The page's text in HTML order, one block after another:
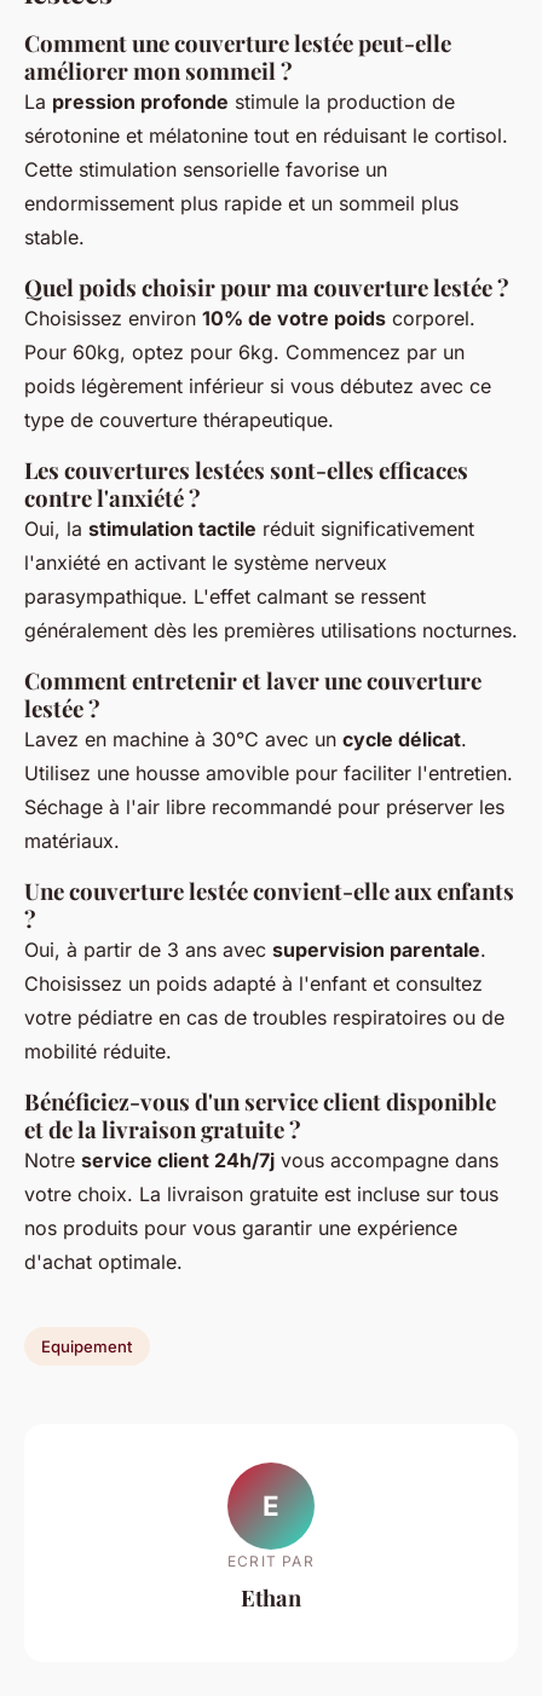
Comment une couverture lestée peut-elle
améliorer mon sommeil ?
La pression profonde stimule la production de
sérotonine et mélatonine tout en réduisant le cortisol.
Cette stimulation sensorielle favorise un
endormissement plus rapide et un sommeil plus
stable.
Quel poids choisir pour ma couverture lestée ?
Choisissez environ 10% de votre poids corporel.
Pour 60kg, optez pour 6kg. Commencez par un
poids légèrement inférieur si vous débutez avec ce
type de couverture thérapeutique.
Les couvertures lestées sont-elles efficaces
contre l'anxiété ?
Oui, la stimulation tactile réduit significativement
l'anxiété en activant le système nerveux
parasympathique. L'effet calmant se ressent
généralement dès les premières utilisations nocturnes.
Comment entretenir et laver une couverture
lestée ?
Lavez en machine à 30°C avec un cycle délicat.
Utilisez une housse amovible pour faciliter l'entretien.
Séchage à l'air libre recommandé pour préserver les
matériaux.
Une couverture lestée convient-elle aux enfants
?
Oui, à partir de 3 ans avec supervision parentale.
Choisissez un poids adapté à l'enfant et consultez
votre pédiatre en cas de troubles respiratoires ou de
mobilité réduite.
Bénéficiez-vous d'un service client disponible
et de la livraison gratuite ?
Notre service client 24h/7j vous accompagne dans
votre choix. La livraison gratuite est incluse sur tous
nos produits pour vous garantir une expérience
d'achat optimale.
Equipement
E
ECRIT PAR
Ethan